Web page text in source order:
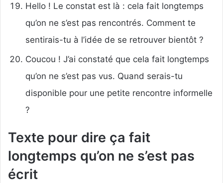
Hello ! Le constat est là : cela fait longtemps
qu’on ne s’est pas rencontrés. Comment te
sentirais-tu à l’idée de se retrouver bientôt ?
Coucou ! J’ai constaté que cela fait longtemps
qu’on ne s’est pas vus. Quand serais-tu
disponible pour une petite rencontre informelle
?
Texte pour dire ça fait
longtemps qu’on ne s’est pas
écrit